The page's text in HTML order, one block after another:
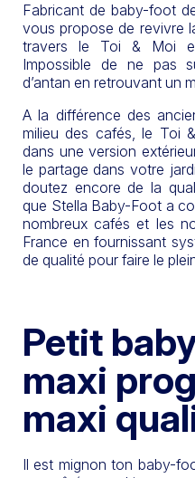
Fabricant de baby-foot
vous propose de revivre
travers le Toi & Moi
Impossible de ne pas
d’antan en retrouvant un
A la différence des
milieu des cafés, le Toi
dans une version
le partage dans votre
doutez encore de la
que Stella Baby-Foot a
nombreux cafés et les
France en fournissant
de qualité pour faire le
Petit
maxi
maxi
Il est mignon ton baby-